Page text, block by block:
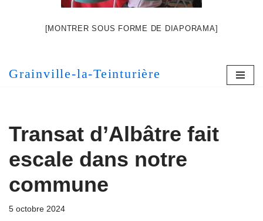
[MONTRER SOUS FORME DE DIAPORAMA]
Grainville-la-Teinturière
Transat d’Albâtre fait
escale dans notre
commune
5 octobre 2024